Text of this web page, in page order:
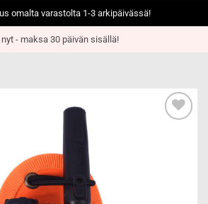
omalta varastolta 1-3 arkipäivässä!
- maksa 30 päivän sisällä!